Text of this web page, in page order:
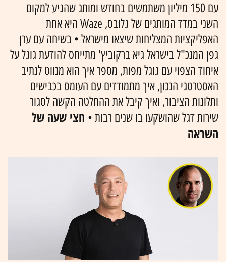
עם 150 מיליון משתמשים בחודש ומותג שהגיע למקום
השני במדד המותגים של גלובס, Waze היא אחת
האפליקציות המצליחות שיצאו מישראל • בשיחה עם ערן
גפן המנכ"ל בישראל גיא ברקוביץ' מתייחס להודעת גוגל על
איחוד הצפוי עם גוגל מפות, מספר איך הוא מנווט לנתיב
האסטרטגי הנכון, איך מתמודדים עם העומס בכבישים
ותלונות הציבור, ואיך קיבל את ההחלטה הקשה לסגור
שירות דגל שהושקעו בו שנים רבות • חצי שעה של
השראה